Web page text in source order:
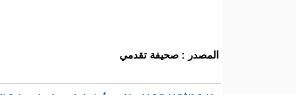
المصدر : صحيفة تقدمي